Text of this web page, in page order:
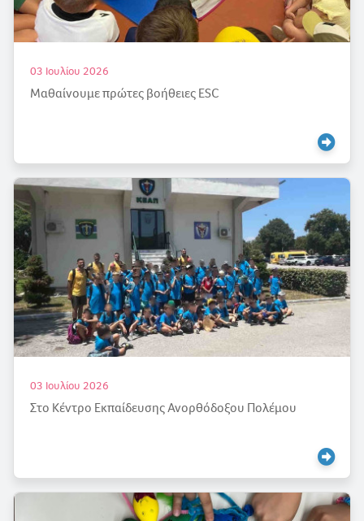
03 Ιουλίου 2026
Μαθαίνουμε πρώτες βοήθειες ESC
03 Ιουλίου 2026
Στο Κέντρο Εκπαίδευσης Ανορθόδοξου Πολέμου